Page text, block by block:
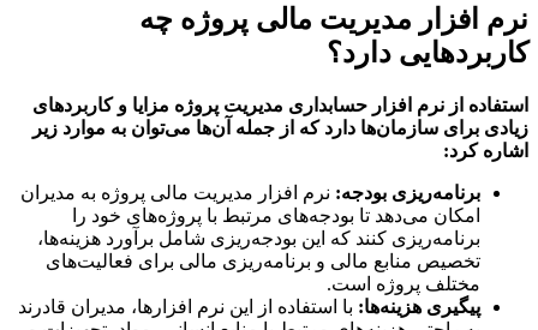
افزار مدیریت مالی پروژه چه
دارد؟
از نرم افزار حسابداری مدیریت پروژه مزایا و کاربردهای
برای سازمان‌ها دارد که از جمله آن‌ها می‌توان به موارد زیر
کرد:
برنامه‌ریزی بودجه:نرم افزار مدیریت مالی پروژه به مدیران
امکان می‌دهد تا بودجه‌های مرتبط با پروژه‌های خود را
برنامه‌ریزی کنند که این بودجه‌ریزی شامل برآورد هزینه‌ها،
تخصیص منابع مالی و برنامه‌ریزی مالی برای فعالیت‌های
مختلف پروژه است.
پیگیری هزینه‌ها :با استفاده از این نرم افزارها، مدیران قادرند